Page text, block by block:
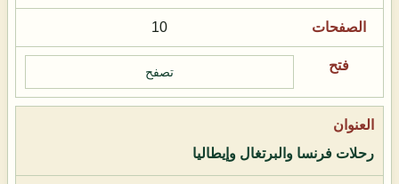
10
تصفح
رحلات فرنسا والبرتغال وإيطاليا